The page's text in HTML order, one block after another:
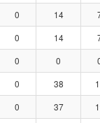
0 14
0 14
0 0
0 38
0 37